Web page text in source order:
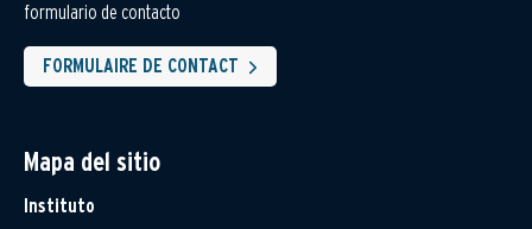
formulario de contacto
FORMULAIRE DE CONTACT
Mapa del sitio
Instituto